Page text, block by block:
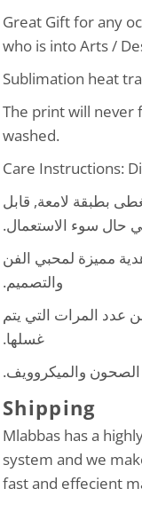
Great Gift for any
who is into Arts /
Sublimation heat
The print will never
washed.
Care Instructions:
بطبقة لامعة, قابل
حال سوء الاستعمال.
مميزة لمحبي الفن
والتصميم.
عدد المرات التي يتم
غسلها.
الصحون والميكروويف.
Shipping
Mlabbas has a
system and we
fast and effecient